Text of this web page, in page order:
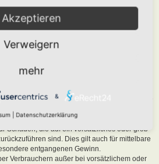
es sich bei phpBB um eine unter der „
v2“ (GPL) bereitgestellten Foren-Software
gestellt. Beide haben keinen Einfluss auf
der Software für bestimmte Zwecke nicht
fremder Foren Einfluss nehmen.
der Verletzung von Leben, Körper
Verletzung wesentlicher Vertragspflichten
Schäden, die auf ein vorsätzliches oder grob
sind. Dies gilt auch für mittelbare
entgangenen Gewinn.
Verbrauchern außer bei vorsätzlichem oder
Akzeptieren
Verweigern
mehr
&
Datenschutzerklärung